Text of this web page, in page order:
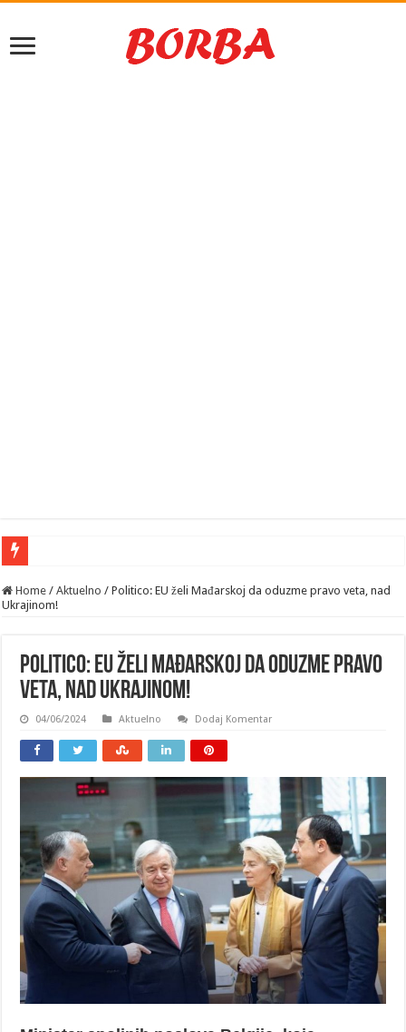
Home / Aktuelno / Politico: EU želi Mađarskoj da oduzme pravo veta, nad
Ukrajinom!
Politico: EU želi Mađarskoj da oduzme pravo
veta, nad Ukrajinom!
04/06/2024 Aktuelno Dodaj Komentar